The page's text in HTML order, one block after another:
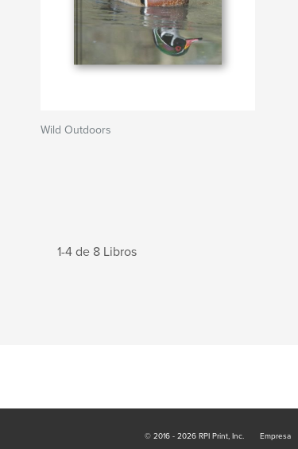
Wild Outdoors
1-4 de 8 Libros
© 2016 - 2026 RPI Print, Inc. Empresa